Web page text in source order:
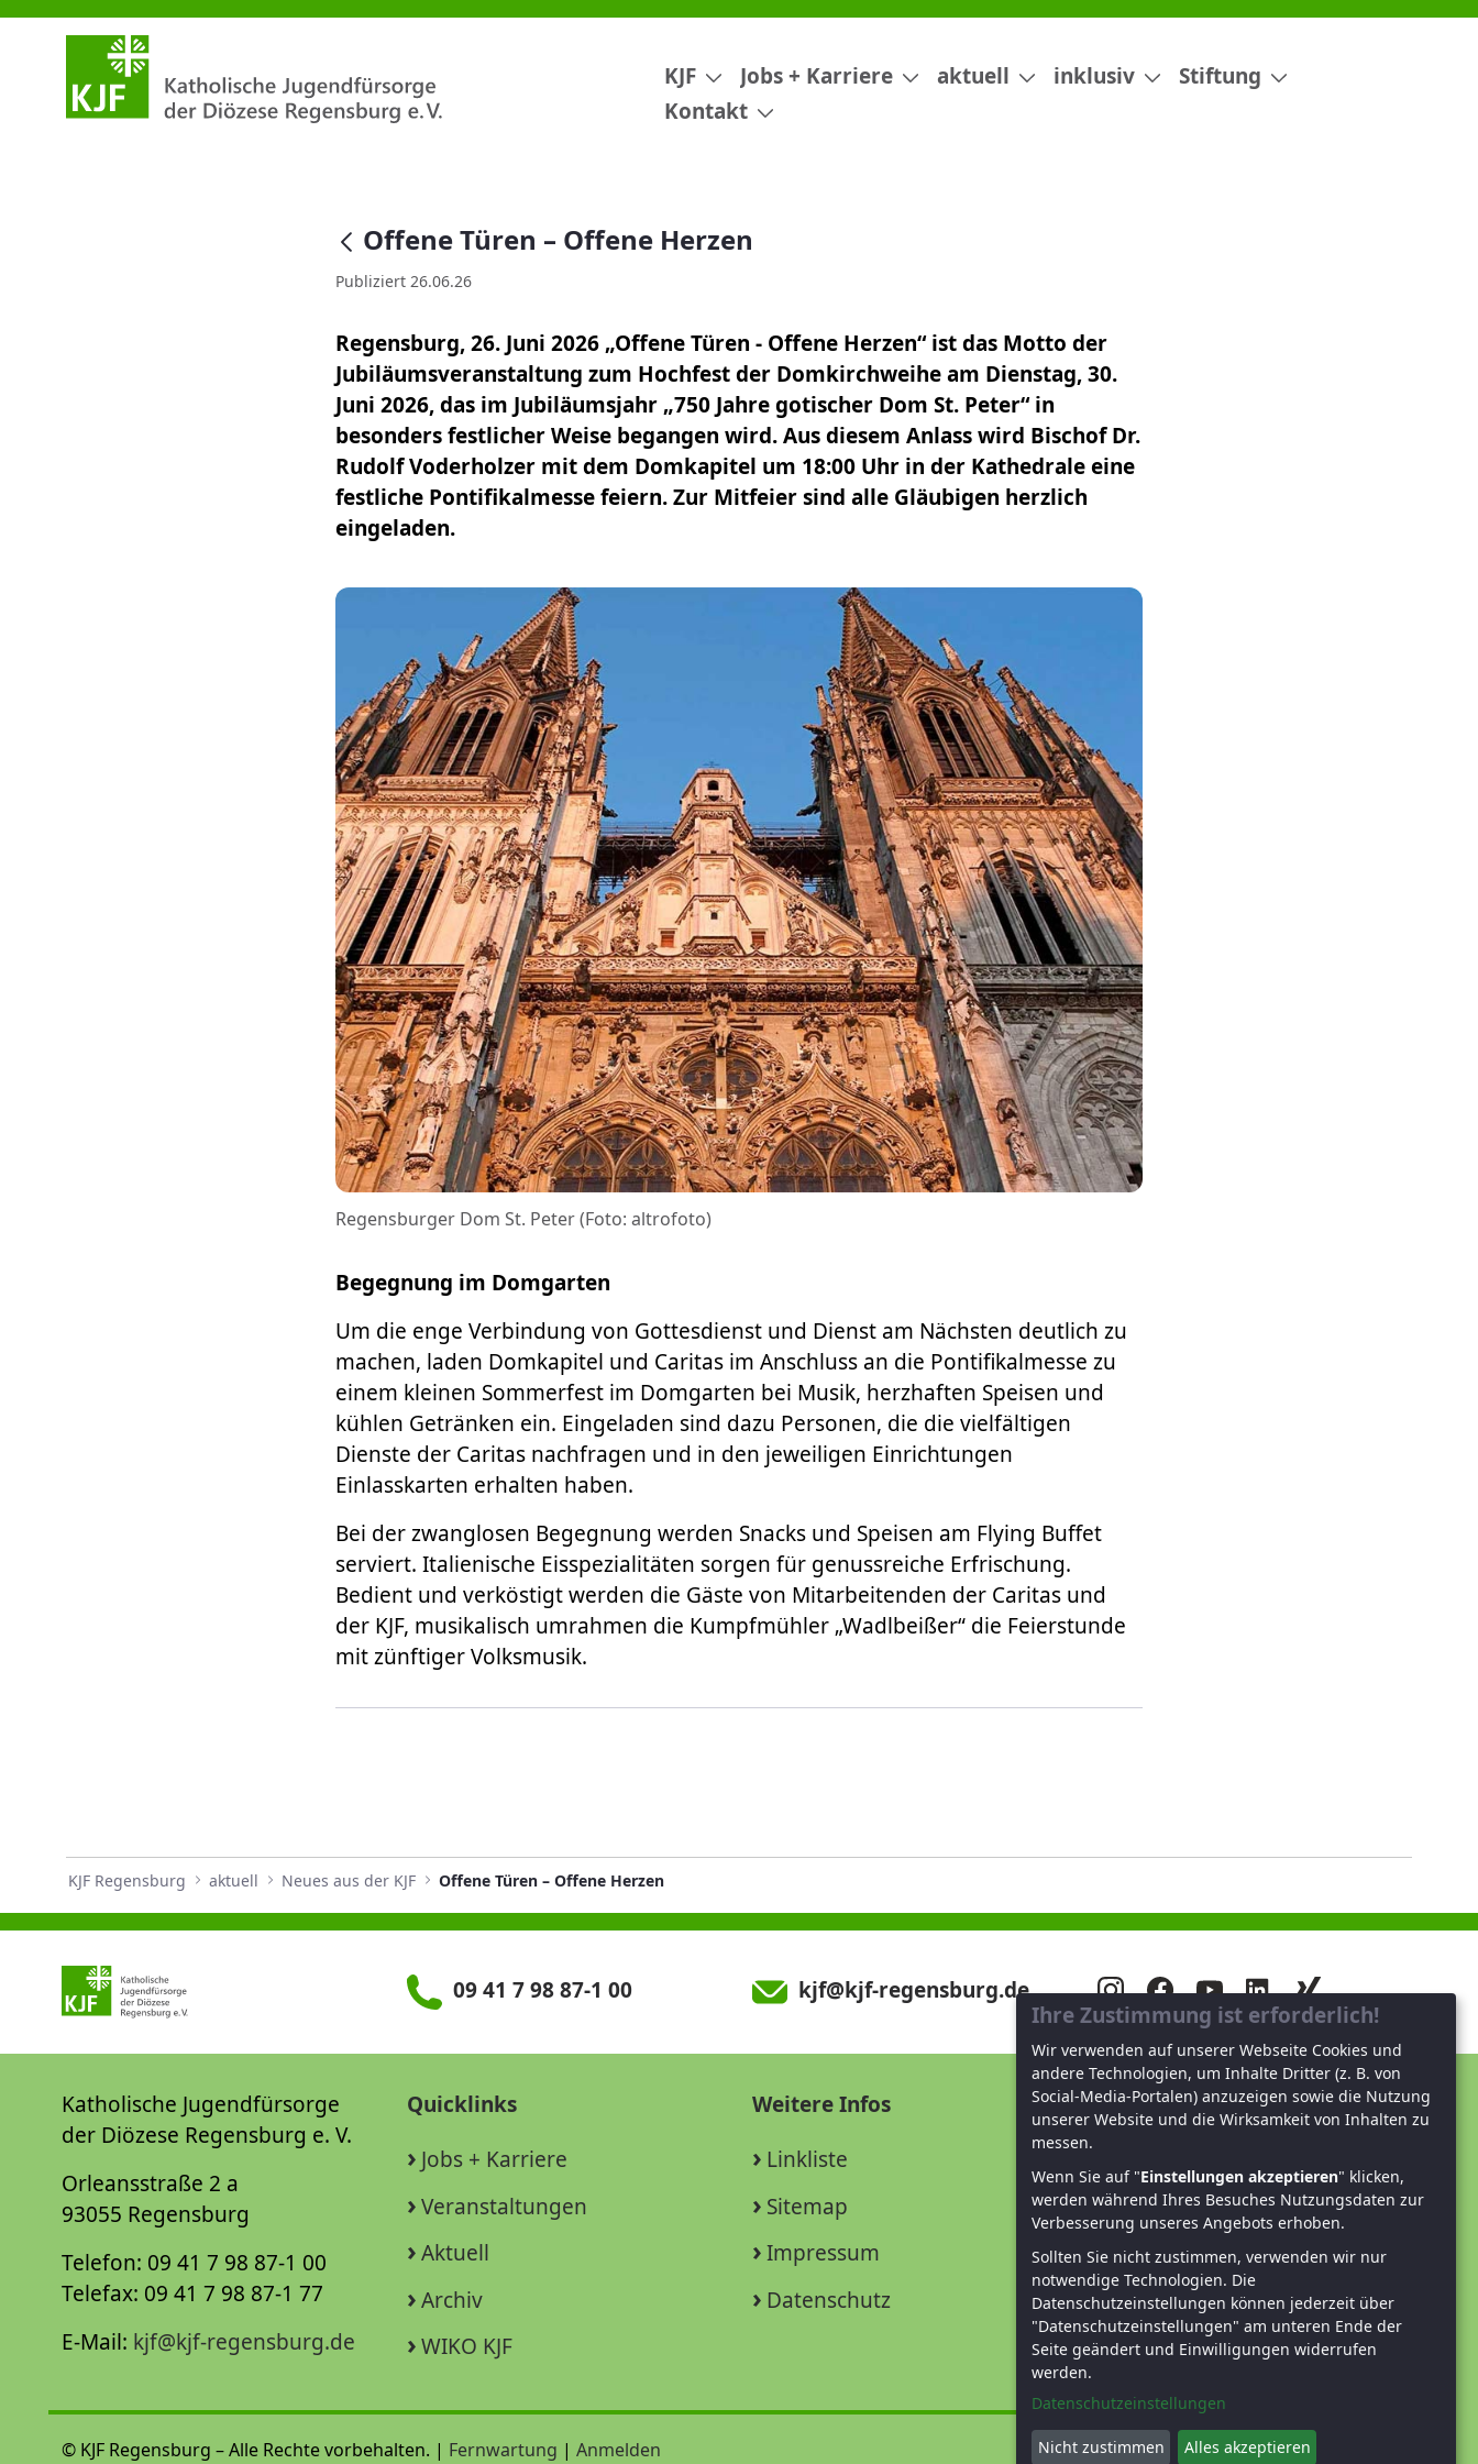
Offene Türen – Offene Herzen
KJF Jobs + Karriere aktuell inklusiv
Stiftung
Kontakt
null
Offene Türen – Offene Herzen
Publiziert 26.06.26
Regensburg, 26. Juni 2026 „Offene Türen - Offene Herzen“ ist das Motto der
Jubiläumsveranstaltung zum Hochfest der Domkirchweihe am Dienstag, 30.
Juni 2026, das im Jubiläumsjahr „750 Jahre gotischer Dom St. Peter“ in
besonders festlicher Weise begangen wird. Aus diesem Anlass wird Bischof Dr.
Rudolf Voderholzer mit dem Domkapitel um 18:00 Uhr in der Kathedrale eine
festliche Pontifikalmesse feiern. Zur Mitfeier sind alle Gläubigen herzlich
eingeladen.
Regensburger Dom St. Peter (Foto: altrofoto)
Begegnung im Domgarten
Um die enge Verbindung von Gottesdienst und Dienst am Nächsten deutlich zu
machen, laden Domkapitel und Caritas im Anschluss an die Pontifikalmesse zu
einem kleinen Sommerfest im Domgarten bei Musik, herzhaften Speisen und
kühlen Getränken ein. Eingeladen sind dazu Personen, die die vielfältigen
Dienste der Caritas nachfragen und in den jeweiligen Einrichtungen
Einlasskarten erhalten haben.
Bei der zwanglosen Begegnung werden Snacks und Speisen am Flying Buffet
serviert. Italienische Eisspezialitäten sorgen für genussreiche Erfrischung.
Bedient und verköstigt werden die Gäste von Mitarbeitenden der Caritas und
der KJF, musikalisch umrahmen die Kumpfmühler „Wadlbeißer“ die Feierstunde
mit zünftiger Volksmusik.
KJF Regensburg aktuell Neues aus der KJF Offene Türen – Offene Herzen
09 41 7 98 87-1 00 kjf@kjf-regensburg.de
Katholische Jugendfürsorge
der Diözese Regensburg e. V.
Orleansstraße 2 a
93055 Regensburg
Telefon: 09 41 7 98 87-1 00
Telefax: 09 41 7 98 87-1 77
E-Mail: kjf@kjf-regensburg.de
Quicklinks
Jobs + Karriere
Veranstaltungen
Aktuell
Archiv
WIKO KJF
Weitere Infos
Linkliste
Sitemap
Impressum
Datenschutz
Unterstützen Sie uns!
Spenden und helfen
© KJF Regensburg – Alle Rechte vorbehalten. | Fernwartung | Anmelden
Ihre Zustimmung ist erforderlich!
Wir verwenden auf unserer Webseite Cookies und
andere Technologien, um Inhalte Dritter (z. B. von
Social-Media-Portalen) anzuzeigen sowie die Nutzung
unserer Website und die Wirksamkeit von Inhalten zu
messen.
Wenn Sie auf "Einstellungen akzeptieren" klicken,
werden während Ihres Besuches Nutzungsdaten zur
Verbesserung unseres Angebots erhoben.
Sollten Sie nicht zustimmen, verwenden wir nur
notwendige Technologien. Die
Datenschutzeinstellungen können jederzeit über
"Datenschutzeinstellungen" am unteren Ende der
Seite geändert und Einwilligungen widerrufen
werden.
Datenschutzeinstellungen
Nicht zustimmen Alles akzeptieren